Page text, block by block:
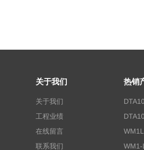
关于我们
关于我们
工程业绩
在线留言
联系我们
热销
WM1-